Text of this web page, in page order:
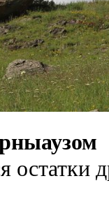
в
остатки